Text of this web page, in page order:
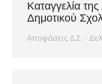
Καταγγελία
Δημοτικού
Αποφάσεις Δ.Σ. -